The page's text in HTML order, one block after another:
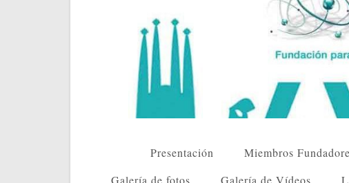
Presentación Miembros
Galería de fotos
Galería de Vídeos